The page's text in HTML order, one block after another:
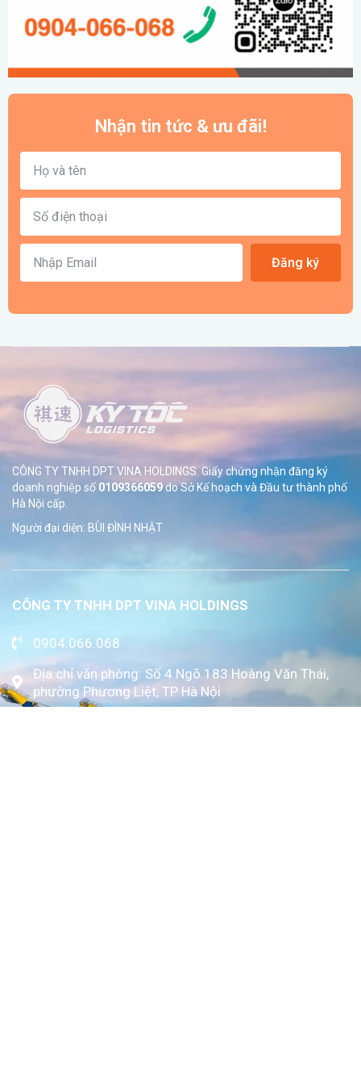
Nhận tin tức & ưu đãi!
Đăng ký
CÔNG TY TNHH DPT VINA HOLDINGS. Giấy chứng nhận đăng ký
doanh nghiệp số 0109366059do SởKế hoạch và Đầu tư thành phố
Hà Nội cấp.
Người đại diện: BÙI ĐÌNH NHẬT
CÔNG TY TNHH DPT VINA HOLDINGS
0904.066.068
Địa chỉ văn phòng: Số 4 Ngõ 183 Hoàng Văn Thái,
phường Phương Liệt, TP Hà Nội